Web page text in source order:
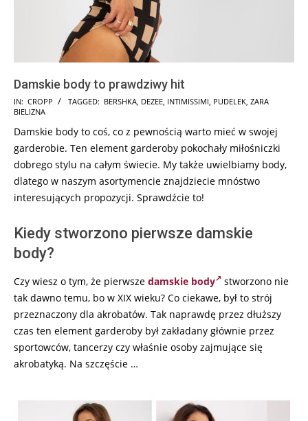
Damskie body to prawdziwy hit
2025-
06-
06
IN: CROPP TAGGED: BERSHKA DEZEE INTIMISSIMI PUDELEK ZARA
BIELIZNA
Damskie body to coś, co z pewnością warto mieć w swojej
garderobie. Ten element garderoby pokochały miłośniczki
dobrego stylu na całym świecie. My także uwielbiamy body,
dlatego w naszym asortymencie znajdziecie mnóstwo
interesujących propozycji. Sprawdźcie to!
Kiedy stworzono pierwsze damskie
body?
Czy wiesz o tym, że pierwsze damskie body
stworzono nie
tak dawno temu, bo w XIX wieku? Co ciekawe, był to strój
przeznaczony dla akrobatów. Tak naprawdę przez dłuższy
czas ten element garderoby był zakładany głównie przez
sportowców, tancerzy czy właśnie osoby zajmujące się
akrobatyką. Na szczęście …